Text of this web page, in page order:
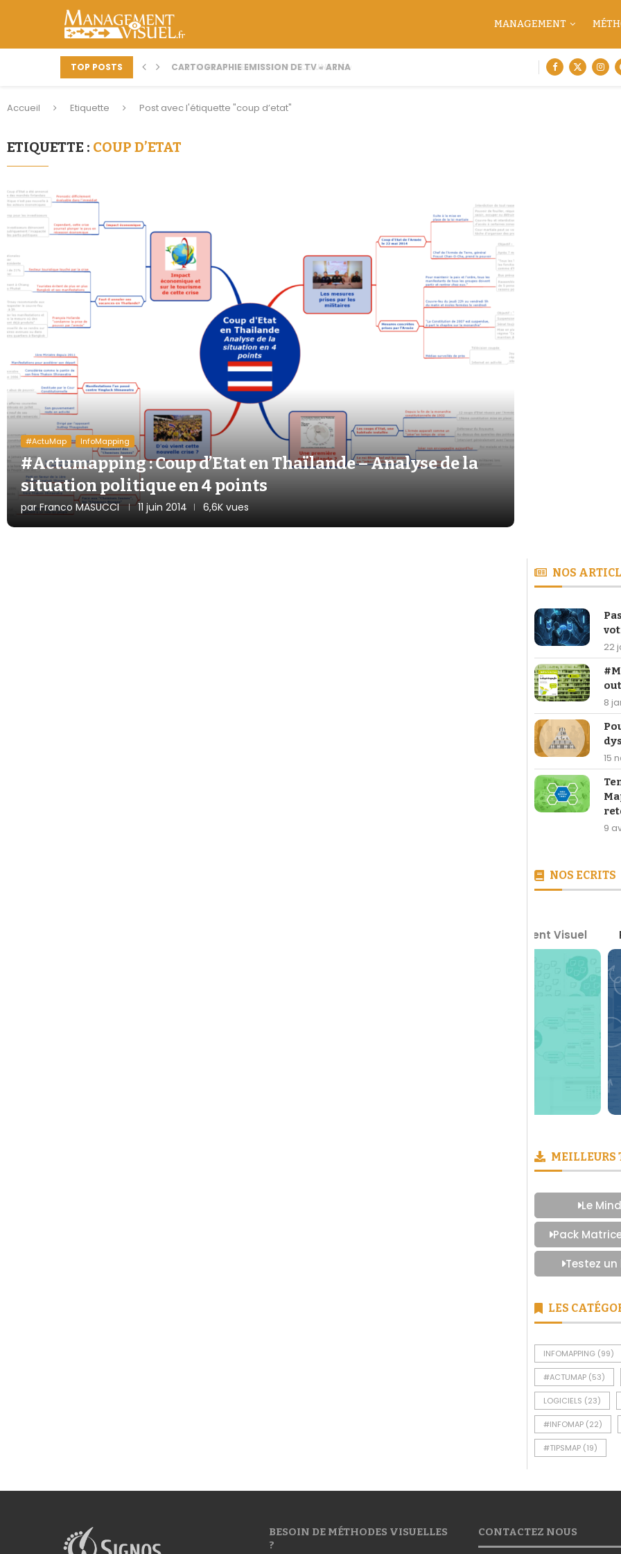
MANAGEMENT
TOP POSTS COMMENT METTRE EN PLACE UNE DÉMARCHE DE CARTOGRAPHIE...
CARTOGRAPHIE EMISSION DE TV « ARNAQUE MOI SI TU...
Accueil Etiquette Post avec l'étiquette "coup d’etat"
ETIQUETTE : COUP D’ETAT
#ActuMap InfoMapping
#Actumapping : Coup d’Etat en Thaïlande – Analyse de la
situation politique en 4 points
parFranco MASUCCI 11 juin 2014 6,6K vues
NOS
22
8
15
9
NOS ECRITS
Prendre
MEILLEURS
Le
Pack
Testez
LES
INFOMAPPING (99)
#ACTUMAP (53)
LOGICIELS (23)
#INFOMAP (22)
#TIPSMAP (19)
BESOIN DE MÉTHODES VISUELLES
?
CONTACTEZ NOUS